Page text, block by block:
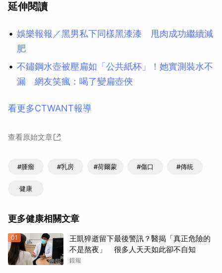
延伸閱讀
娛樂報報／黑男私下同樣黑漆漆 甩肉成功繼續減
肥
不鏽鋼水壺被壓扁如「公共紙杯」！她實測裝水不
漏 網友笑瘋：喝了變扁壺俠
看更多CTWANT報導
查看原始文章
#腫瘤 #乳房 #荷爾蒙 #傷口 #傳統
健康
更多健康相關文章
01
王凱猝逝留下最後警訊？醫揭「真正危險的
不是熬夜」 很多人天天如此卻不自知
鏡報